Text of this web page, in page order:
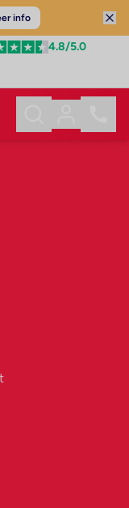
info
4.8/5.0